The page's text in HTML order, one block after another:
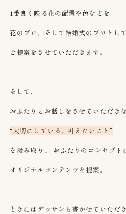
1番良く映る花の配置や色などを
花のプロ、そして結婚式のプロとして
ご提案をさせていただきます。
そして、
おふたりとお話しをさせていただき
“大切にしている、叶えたいこと”
を汲み取り、 おふたりのコンセプト
オリジナルコンテンツを提案。
ときにはデッサンも書かせていただき